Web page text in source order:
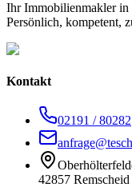
Ihr Immobilienmakler in
Persönlich, kompetent,
Kontakt
02191 / 80282
42857 Remscheid